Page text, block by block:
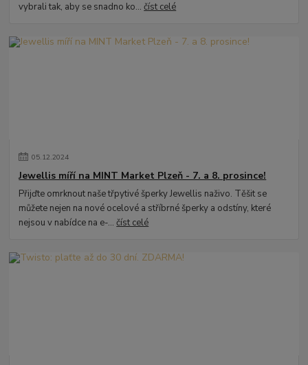
vybrali tak, aby se snadno ko...číst celé
05.12.2024
Jewellis míří na MINT Market Plzeň - 7. a 8. prosince!
Přijďte omrknout naše třpytivé šperky Jewellis naživo. Těšit se
můžete nejen na nové ocelové a stříbrné šperky a odstíny, které
nejsou v nabídce na e-...číst celé